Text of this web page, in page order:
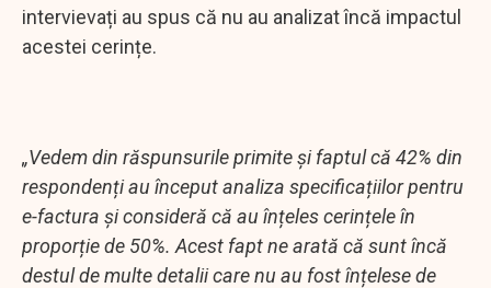
intervievați au spus că nu au analizat încă impactul
acestei cerințe.
„Vedem din răspunsurile primite şi faptul că 42% din
respondenți au început analiza specificațiilor pentru
e-factura şi consideră că au înțeles cerințele în
proporție de 50%. Acest fapt ne arată că sunt încă
destul de multe detalii care nu au fost înțelese de